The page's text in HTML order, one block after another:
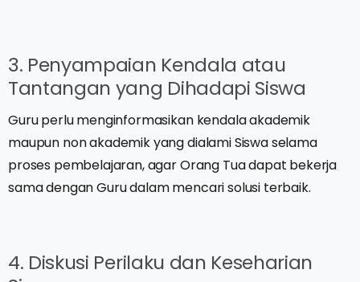
3. Penyampaian Kendala atau
Tantangan yang Dihadapi Siswa
Guru perlu menginformasikan kendala akademik
maupun non akademik yang dialami Siswa selama
proses pembelajaran, agar Orang Tua dapat bekerja
sama dengan Guru dalam mencari solusi terbaik.
4. Diskusi Perilaku dan Keseharian